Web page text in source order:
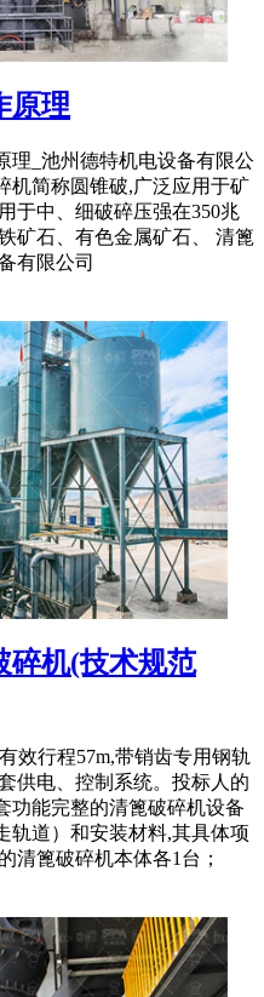
原理
理_池州德特机电设备有限公
机简称圆锥破,广泛应用于矿
于中、细破碎压强在350兆
矿石、有色金属矿石、 清篦
有限公司
碎机(技术规范
效行程57m,带销齿专用钢轨
供电、控制系统。投标人的
功能完整的清篦破碎机设备
轨道）和安装材料,其具体项
清篦破碎机本体各1台；